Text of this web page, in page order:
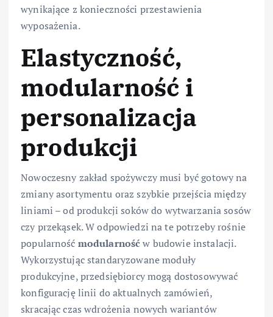
wynikające z konieczności przestawienia
wyposażenia.
Elastyczność,
modularność i
personalizacja
produkcji
Nowoczesny zakład spożywczy musi być gotowy na
zmiany asortymentu oraz szybkie przejścia między
liniami – od produkcji soków do wytwarzania sosów
czy przekąsek. W odpowiedzi na te potrzeby rośnie
popularność modularność w budowie instalacji.
Wykorzystując standaryzowane moduły
produkcyjne, przedsiębiorcy mogą dostosowywać
konfigurację linii do aktualnych zamówień,
skracając czas wdrożenia nowych wariantów